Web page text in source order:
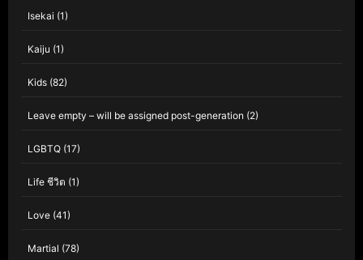
Isekai (1)
Kaiju (1)
Kids (82)
Leave empty – will be assigned post-generation (2)
LGBTQ (17)
Life ชีวิต (1)
Love (41)
Martial (78)